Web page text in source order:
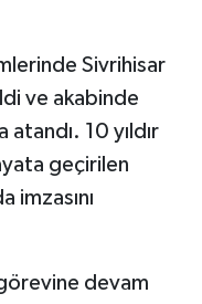
Sivrihisar
ve akabinde
atandı. 10 yıldır
geçirilen
imzasını
devam